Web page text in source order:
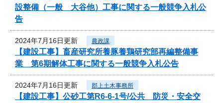
設整備（一般 大谷他）工事に関する一般競争入札公
告
2024年7月16日更新 農政課
【建設工事】畜産研究所養豚養鶏研究部再編整備事
業 第6期解体工事に関する一般競争入札公告
2024年7月16日更新 郡上土木事務所
【建設工事】公砂工第R6-6-1号/公共 防災・安全交